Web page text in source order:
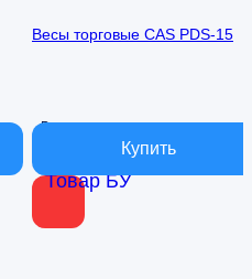
Товар БУ
составляла
6
Весы торговые CAS PDS-15
В наличии